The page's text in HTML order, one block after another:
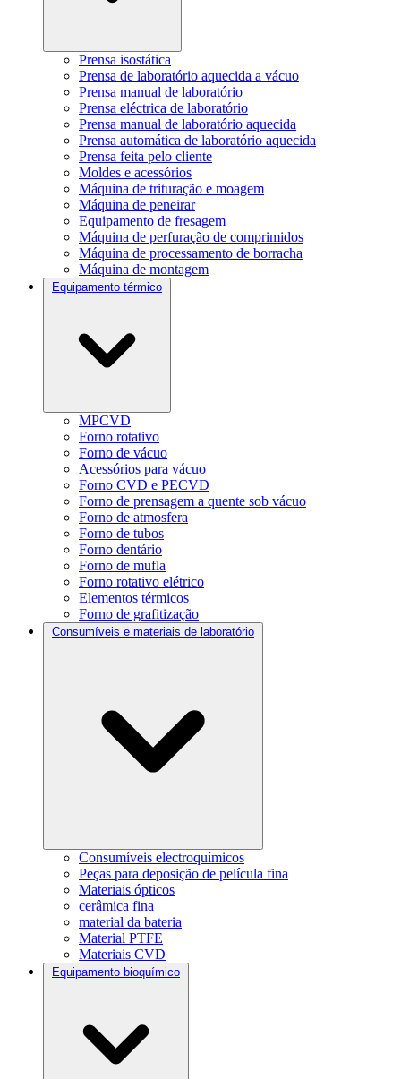
Prensa isostática
Prensa de laboratório aquecida a vácuo
Prensa manual de laboratório
Prensa eléctrica de laboratório
Prensa manual de laboratório aquecida
Prensa automática de laboratório aquecida
Prensa feita pelo cliente
Moldes e acessórios
Máquina de trituração e moagem
Máquina de peneirar
Equipamento de fresagem
Máquina de perfuração de comprimidos
Máquina de processamento de borracha
Máquina de montagem
Equipamento térmico
MPCVD
Forno rotativo
Forno de vácuo
Acessórios para vácuo
Forno CVD e PECVD
Forno de prensagem a quente sob vácuo
Forno de atmosfera
Forno de tubos
Forno dentário
Forno de mufla
Forno rotativo elétrico
Elementos térmicos
Forno de grafitização
Consumíveis e materiais de laboratório
Consumíveis electroquímicos
Peças para deposição de película fina
Materiais ópticos
cerâmica fina
material da bateria
Material PTFE
Materiais CVD
Equipamento bioquímico